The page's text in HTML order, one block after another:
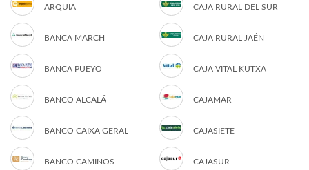
ARQUIA
BANCA MARCH
BANCA PUEYO
BANCO ALCALÁ
BANCO CAIXA GERAL
BANCO CAMINOS
CAJA RURAL DEL SUR
CAJA RURAL JAÉN
CAJA VITAL KUTXA
CAJAMAR
CAJASIETE
CAJASUR